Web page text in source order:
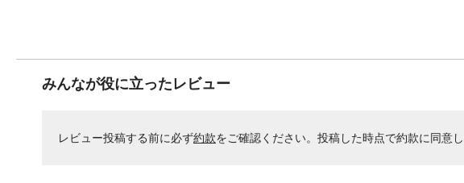
みんなが役に立ったレビュー
レビュー投稿する前に必ず約款をご確認ください。投稿した時点で約款に同意